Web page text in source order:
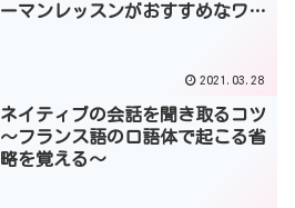
ーマンレッスンがおすすめなワケ
2021.03.28
ネイティブの会話を聞き取るコツ
～フランス語の口語体で起こる省
略を覚える～